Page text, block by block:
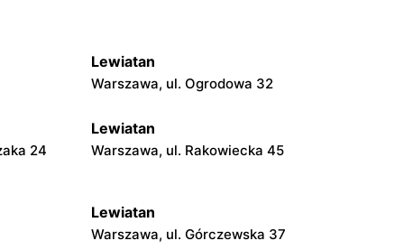
Lewiatan
Warszawa, ul. Ogrodowa 32
24
Lewiatan
Warszawa, ul. Rakowiecka 45
Lewiatan
Warszawa, ul. Górczewska 37